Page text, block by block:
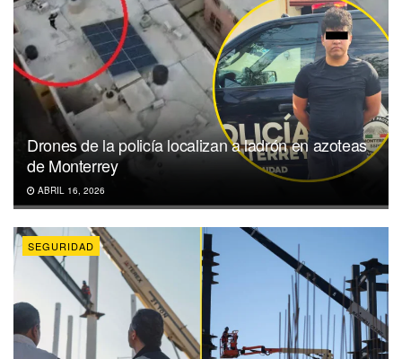
Drones de la policía localizan a ladrón en azoteas
de Monterrey
ABRIL 16, 2026
SEGURIDAD